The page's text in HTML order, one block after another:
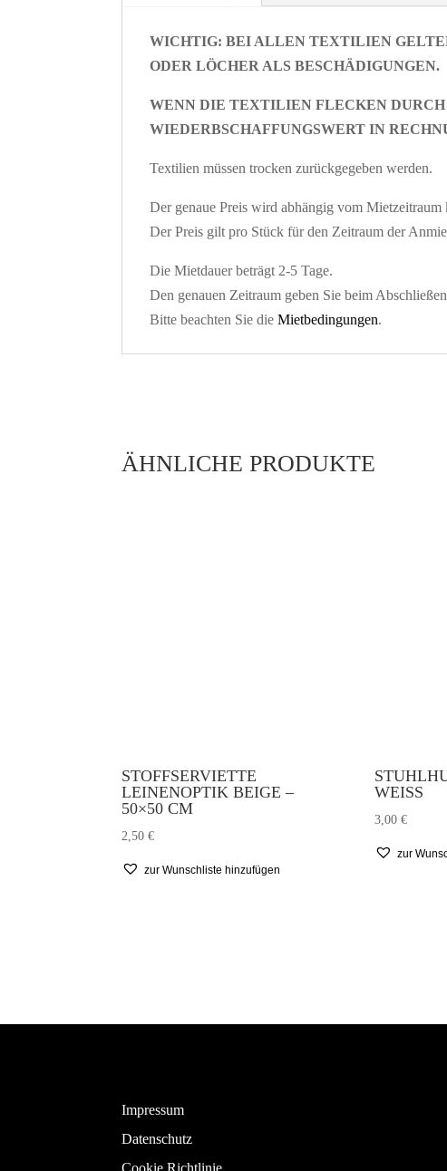
WICHTIG: BEI ALLEN TEXTILIEN
ODER LÖCHER ALS BESCHÄDIGUNGEN.
WENN DIE TEXTILIEN FLECKEN
WIEDERBSCHAFFUNGSWERT IN
Textilien müssen trocken zurückgegeben werden.
Der genaue Preis wird abhängig vom
Der Preis gilt pro Stück für den Zeitraum der
Die Mietdauer beträgt 2-5 Tage.
Den genauen Zeitraum geben Sie beim
Bitte beachten Sie dieMietbedingungen.
ÄHNLICHE PRODUKTE
STOFFSERVIETTE
LEINENOPTIK BEIGE –
50×50 CM
2,50€
zur Wunschliste hinzufügen
WEISS
3,00€
zur
Impressum
Datenschutz
Cookie Richtlinie